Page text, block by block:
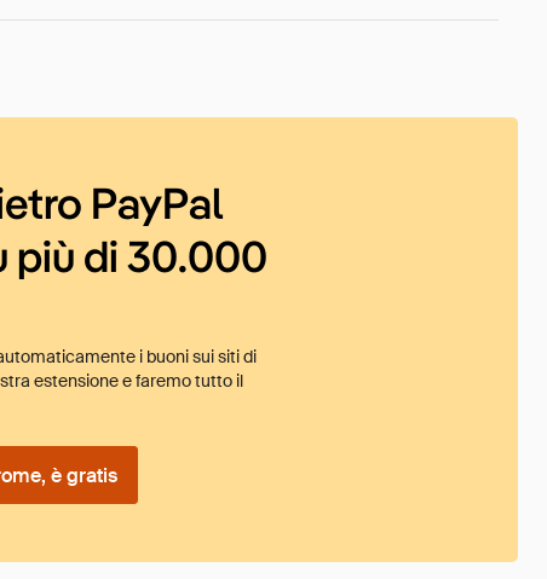
PayPal
più di 30.000
i buoni sui siti di
estensione e faremo tutto il
è gratis